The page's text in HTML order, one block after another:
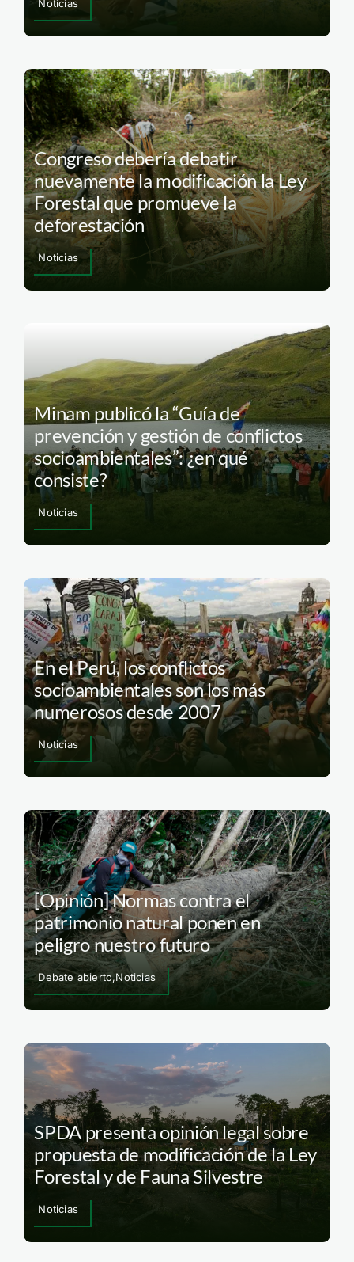
Noticias
Congreso debería debatir
nuevamente la modificación la Ley
Forestal que promueve la
deforestación
Noticias
Minam publicó la “Guía de
prevención y gestión de conflictos
socioambientales”: ¿en qué
consiste?
Noticias
En el Perú, los conflictos
socioambientales son los más
numerosos desde 2007
Noticias
[Opinión] Normas contra el
patrimonio natural ponen en
peligro nuestro futuro
Debate abierto,Noticias
SPDA presenta opinión legal sobre
propuesta de modificación de la Ley
Forestal y de Fauna Silvestre
Noticias